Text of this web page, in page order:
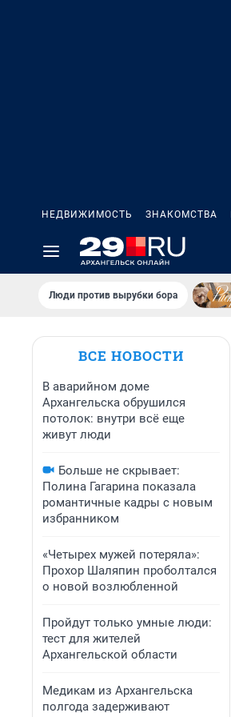
НЕДВИЖИМОСТЬ ЗНАКОМСТВА
Люди против вырубки бора
ВСЕ НОВОСТИ
В аварийном доме
Архангельска обрушился
потолок: внутри всё еще
живут люди
Больше не скрывает:
Полина Гагарина показала
романтичные кадры с новым
избранником
«Четырех мужей потеряла»:
Прохор Шаляпин проболтался
о новой возлюбленной
Пройдут только умные люди:
тест для жителей
Архангельской области
Медикам из Архангельска
полгода задерживают